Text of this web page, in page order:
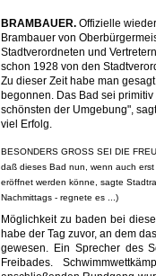
BRAMBAUER. Offizielle
Brambauer von
Stadtverordneten und
schon 1928 von den
Zu dieser Zeit habe man
begonnen. Das Bad sei
schönsten der Umgebung",
viel Erfolg.
BESONDERS GROSS SEI DIE
daß dieses Bad nun, wenn auch erst
eröffnet werden könne, sagte
Nachmittags - regnete es ...)
Möglichkeit zu baden bei
habe der Tag zuvor, an dem
gewesen. Ein Sprecher des
Freibades.